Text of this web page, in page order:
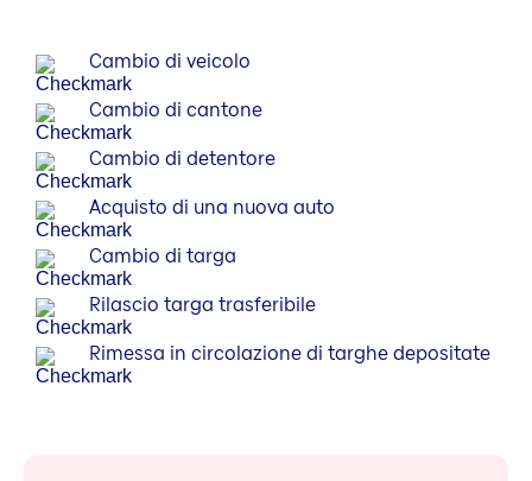
Cambio di veicolo
Cambio di cantone
Cambio di detentore
Acquisto di una nuova auto
Cambio di targa
Rilascio targa trasferibile
Rimessa in circolazione di targhe depositate